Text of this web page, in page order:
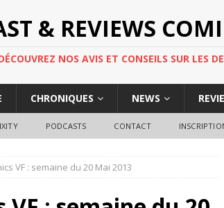
& REVIEWS
NOS AVIS ET CONSEILS SUR LES
CHRONIQUES NEWS
PODCASTS CONTACT
VF : semaine du 20 Mai 2013